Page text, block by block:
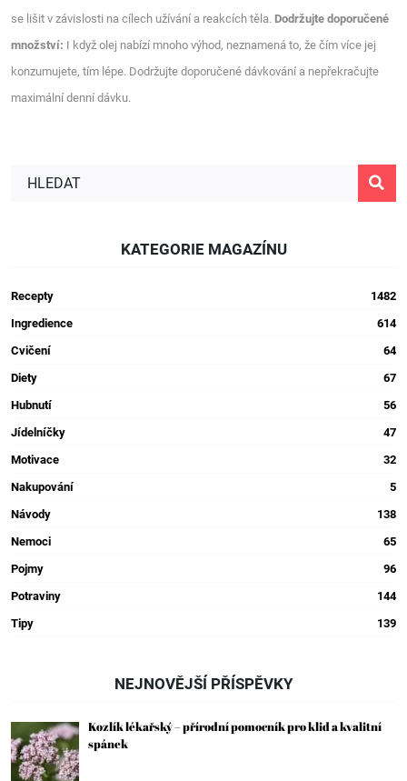
se lišit v závislosti na cílech užívání a reakcích těla. Dodržujte doporučené
množství: I když olej nabízí mnoho výhod, neznamená to, že čím více jej
konzumujete, tím lépe. Dodržujte doporučené dávkování a nepřekračujte
maximální denní dávku.
KATEGORIE MAGAZÍNU
Recepty
1482
Ingredience
614
Cvičení
64
Diety
67
Hubnutí
56
Jídelníčky
47
Motivace
32
Nakupování
5
Návody
138
Nemoci
65
Pojmy
96
Potraviny
144
Tipy
139
NEJNOVĚJŠÍ PŘÍSPĚVKY
Kozlík lékařský – přírodní pomocník pro klid a kvalitní
spánek